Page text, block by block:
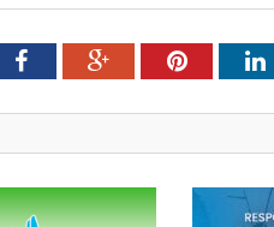
FacebookGoogle+Pinterest